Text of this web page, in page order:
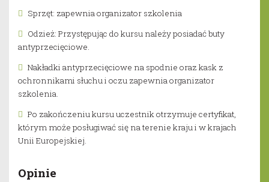
Sprzęt: zapewnia organizator szkolenia
Odzież: Przystępując do kursu należy posiadać buty
antyprzecięciowe.
Nakładki antyprzecięciowe na spodnie oraz kask z
ochronnikami słuchu i oczu zapewnia organizator
szkolenia.
Po zakończeniu kursu uczestnik otrzymuje certyfikat,
którym może posługiwać się na terenie kraju i w krajach
Unii Europejskiej.
Opinie